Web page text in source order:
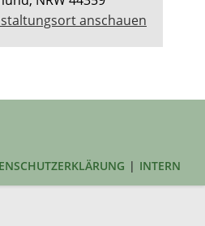
anschauen
INTERN